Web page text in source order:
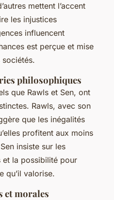
mettent l’accent
les injustices
influencent
est perçue et mise
philosophiques
que Rawls et Sen, ont
Rawls, avec son
que les inégalités
profitent aux moins
insiste sur les
et la possibilité pour
qu’il valorise.
et morales